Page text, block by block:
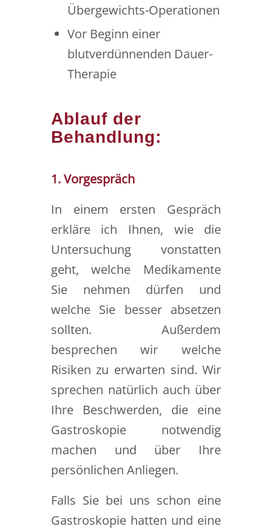
Übergewichts-Operationen
Vor Beginn einer
blutverdünnenden Dauer-
Therapie
Ablauf der
Behandlung:
1. Vorgespräch
In einem ersten Gespräch
erkläre ich Ihnen, wie die
Untersuchung vonstatten
geht, welche Medikamente
Sie nehmen dürfen und
welche Sie besser absetzen
sollten. Außerdem
besprechen wir welche
Risiken zu erwarten sind. Wir
sprechen natürlich auch über
Ihre Beschwerden, die eine
Gastroskopie notwendig
machen und über Ihre
persönlichen Anliegen.
Falls Sie bei uns schon eine
Gastroskopie hatten und eine